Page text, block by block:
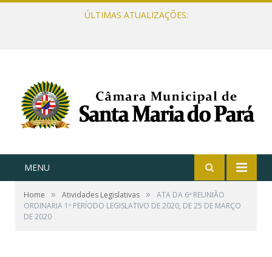
ÚLTIMAS ATUALIZAÇÕES:
MENU
Home » Atividades Legislativas »
ATA DA 6ª REUNIÃO
ORDINARIA 1º PERÍODO LEGISLATIVO DE 2020, DE 25 DE MARÇO
DE 2020